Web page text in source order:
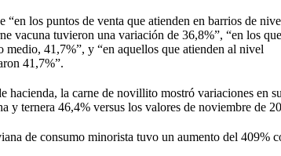
“en los puntos de venta que atienden en barrios de
vacuna tuvieron una variación de 36,8%”, “en los que
41,7%”, y “en aquellos que atienden al nivel
41,7%”.
hacienda, la carne de novillito mostró variaciones en
y ternera 46,4% versus los valores de noviembre de
de consumo minorista tuvo un aumento del 409%